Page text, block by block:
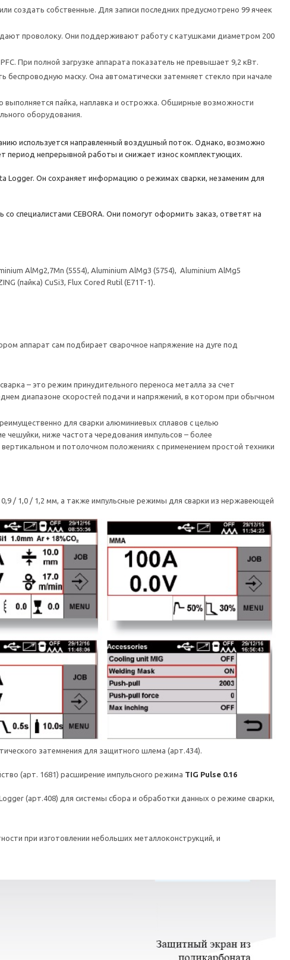
создать собственные. Для записи последних предусмотрено 99 ячеек
проволоку. Они поддерживают работу с катушками диаметром 200
При полной загрузке аппарата показатель не превышает 9,2 кВт.
маску. Она автоматически затемняет стекло при начале
выполняется пайка, наплавка и острожка. Обширные возможности
оборудования.
используется направленный воздушный поток. Однако, возможно
период непрерывной работы и снижает износ комплектующих.
Logger. Он сохраняет информацию о режимах сварки, незаменим для
специалистами CEBORA. Они помогут оформить заказ, ответят на
AlMg2,7Mn (5554), Aluminium AlMg3 (5754), Aluminium AlMg5
(пайка) CuSi3, Flux Cored Rutil (E71T-1).
аппарат сам подбирает сварочное напряжение на дуге под
– это режим принудительного переноса металла за счет
диапазоне скоростей подачи и напряжений, в котором при обычном
для сварки алюминиевых сплавов с целью
ниже частота чередования импульсов – более
и потолочном положениях с применением простой техники
/ 1,0 / 1,2 мм, а также импульсные режимы для сварки из нержавеющей
затемнения для защитного шлема (арт.434).
(арт. 1681) расширение импульсного режима TIG Pulse 0.16
(арт.408) для системы сбора и обработки данных о режиме сварки,
при изготовлении небольших металлоконструкций, и